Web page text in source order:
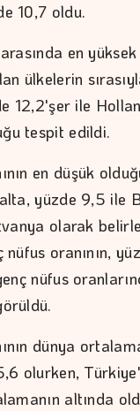
10,7 oldu.
en
ülkelerin
12,2'şer ile
tespit edildi.
en düşük
yüzde 9,5 ile
olarak
oranının,
nüfus
dünya
olurken,
altında